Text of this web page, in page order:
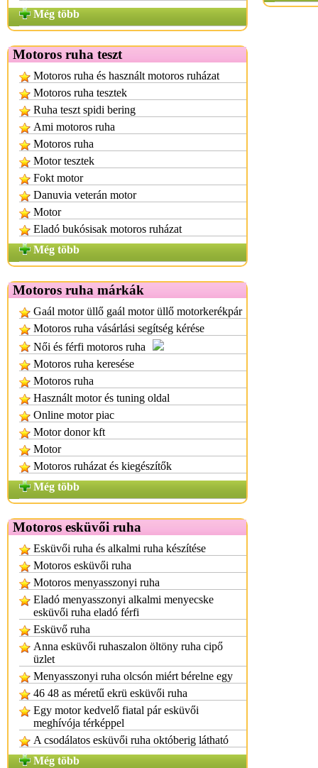
Még több
Motoros ruha teszt
Motoros ruha és használt motoros ruházat
Motoros ruha tesztek
Ruha teszt spidi bering
Ami motoros ruha
Motoros ruha
Motor tesztek
Fokt motor
Danuvia veterán motor
Motor
Eladó bukósisak motoros ruházat
Még több
Motoros ruha márkák
Gaál motor üllő gaál motor üllő motorkerékpár
Motoros ruha vásárlási segítség kérése
Női és férfi motoros ruha
Motoros ruha keresése
Motoros ruha
Használt motor és tuning oldal
Online motor piac
Motor donor kft
Motor
Motoros ruházat és kiegészítők
Még több
Motoros esküvői ruha
Esküvői ruha és alkalmi ruha készítése
Motoros esküvői ruha
Motoros menyasszonyi ruha
Eladó menyasszonyi alkalmi menyecske
esküvői ruha eladó férfi
Esküvő ruha
Anna esküvői ruhaszalon öltöny ruha cipő
üzlet
Menyasszonyi ruha olcsón miért bérelne egy
46 48 as méretű ekrü esküvői ruha
Egy motor kedvelő fiatal pár esküvői
meghívója térképpel
A csodálatos esküvői ruha októberig látható
Még több